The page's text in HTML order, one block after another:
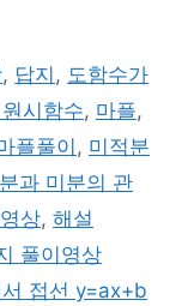
, 답지 , 도함수가
시함수, 마플,
플풀이 , 미적분
과 미분의 관
상, 해설
풀이영상
접선 y=ax+b